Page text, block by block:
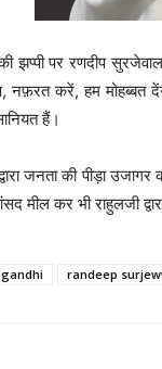
झप्पी पर रणदीप
नफ़रत करें, हम मोहब्बत
हैं।
जनता की पीड़ा
मील कर भी राहुलजी
randeep